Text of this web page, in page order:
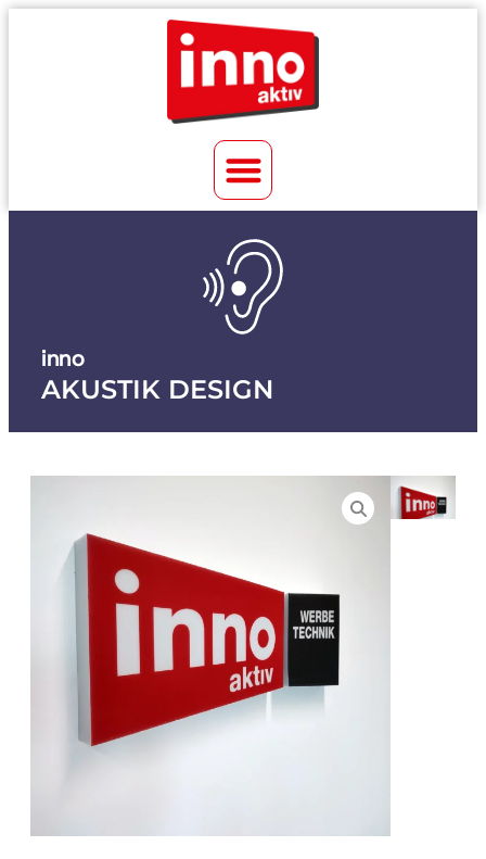
inno
AKUSTIK DESIGN